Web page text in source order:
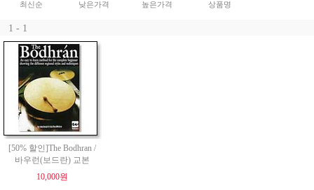
최신순 낮은가격 높은가격 상품명
1 - 1
[50% 할인]The Bodhran /
바우런(보드란) 교본
10,000원